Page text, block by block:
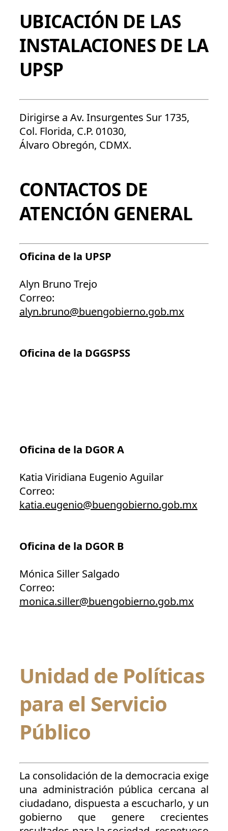
UBICACIÓN DE LAS
INSTALACIONES DE LA
UPSP
Dirigirse a Av. Insurgentes Sur 1735,
Col. Florida, C.P. 01030,
Álvaro Obregón, CDMX.
CONTACTOS DE
ATENCIÓN GENERAL
Oficina de la UPSP
Alyn Bruno Trejo
Correo:
alyn.bruno@buengobierno.gob.mx
Oficina de la DGGSPSS
Oficina de la DGOR A
Katia Viridiana Eugenio Aguilar
Correo:
katia.eugenio@buengobierno.gob.mx
Oficina de la DGOR B
Mónica Siller Salgado
Correo:
monica.siller@buengobierno.gob.mx
Unidad de Políticas
para el Servicio
Público
La consolidación de la democracia exige
una administración pública cercana al
ciudadano, dispuesta a escucharlo, y un
gobierno que genere crecientes